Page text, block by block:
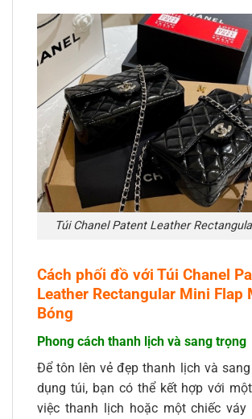
Túi Chanel Patent Leather
Cách phối đồ với Túi Chanel
Leather Rectangular Mini Flap
Bóng
Phong cách thanh lịch và sang trọng
Để tôn lên vẻ đẹp thanh lịch và
dụng túi, bạn có thể kết hợp với
việc thanh lịch hoặc một chiếc